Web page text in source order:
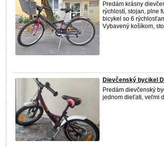
Predám krásny
rýchlostí, stojan, plne
bicykel so 6
Vybavený košíkom,
Dievčenský bycikel
Predám dievčenský
jednom dieťati, veľmi